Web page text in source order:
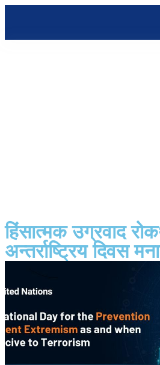
हिंसात्मक उग्रवाद
अन्तर्राष्ट्रिय दिवस